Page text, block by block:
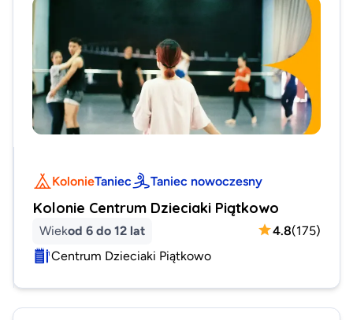
KolonieTaniec Taniec nowoczesny
Kolonie Centrum Dzieciaki Piątkowo
Wiekod 6 do 12 lat 4.8(175)
Centrum Dzieciaki Piątkowo